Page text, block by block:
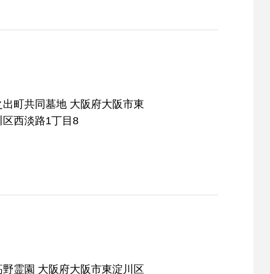
共同墓地 大阪府大阪市東
区西淡路1丁目8
阪府大阪市東淀川区